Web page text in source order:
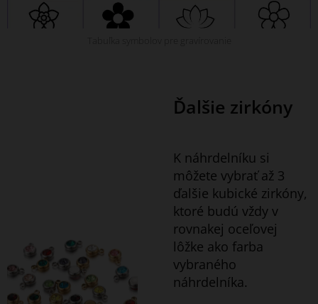
Ďalšie zirkóny
K náhrdelníku si
môžete vybrať až 3
ďalšie kubické zirkóny,
ktoré budú vždy v
rovnakej oceľovej
lôžke ako farba
vybraného
náhrdelníka.